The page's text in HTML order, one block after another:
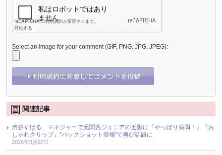
Select an image for your comment (GIF, PNG, JPG, JPEG):
関連記事
渋谷すばる、マネジャーで元関西ジュニアの近影に「やっぱり菊岡！」『お
しゃれクリップ』“バックショット登場”で再び話題に
2026年3月22日